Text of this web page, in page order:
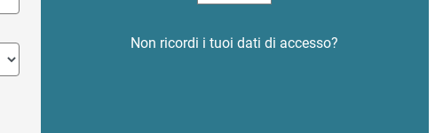
Non ricordi i tuoi dati di accesso?